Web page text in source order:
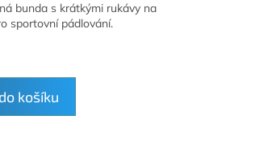
košíku
bunda s krátkými rukávy na
sportovní pádlování.